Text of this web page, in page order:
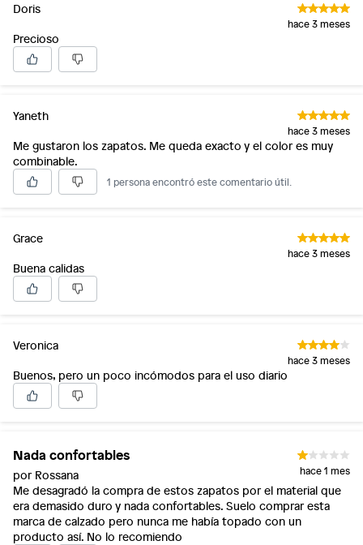
Doris
hace 3 meses
Precioso
Yaneth
hace 3 meses
Me gustaron los zapatos. Me queda exacto y el color es muy
combinable.
1 persona encontró este comentario útil.
Grace
hace 3 meses
Buena calidas
Veronica
hace 3 meses
Buenos, pero un poco incómodos para el uso diario
Nada confortables
por Rossana hace 1 mes
Me desagradó la compra de estos zapatos por el material que
era demasido duro y nada confortables. Suelo comprar esta
marca de calzado pero nunca me había topado con un
producto así. No lo recomiendo